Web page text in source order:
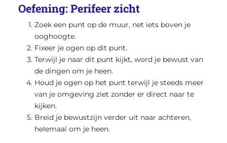
Oefening: Perifeer zicht
Zoek een punt op de muur, net iets boven je
ooghoogte.
Fixeer je ogen op dit punt.
Terwijl je naar dit punt kijkt, word je bewust van
de dingen om je heen.
Houd je ogen op het punt terwijl je steeds meer
van je omgeving ziet zonder er direct naar te
kijken.
Breid je bewustzijn verder uit naar achteren,
helemaal om je heen.